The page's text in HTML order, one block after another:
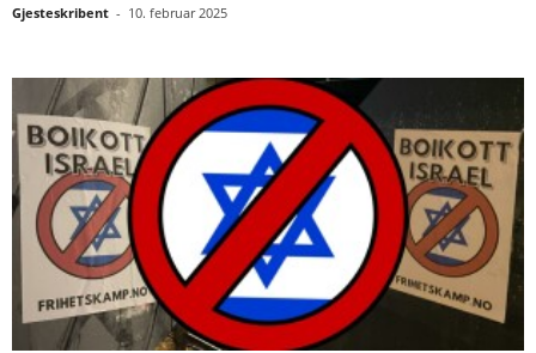
Gjesteskribent - 10. februar 2025